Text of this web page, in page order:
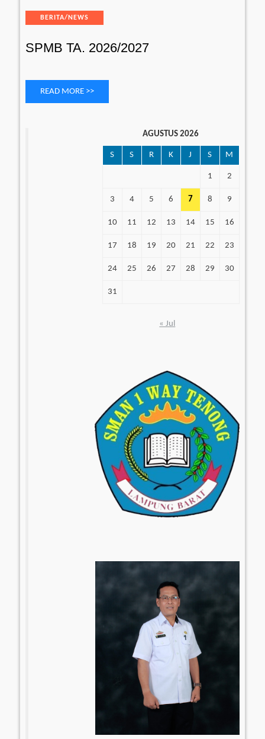
Categories
BERITA/NEWS
SPMB TA. 2026/2027
READ MORE >>
AGUSTUS 2026
S S R K J S M
1 2
3 4 5 6 7 8 9
10 11 12 13 14 15 16
17 18 19 20 21 22 23
24 25 26 27 28 29 30
31
« Jul